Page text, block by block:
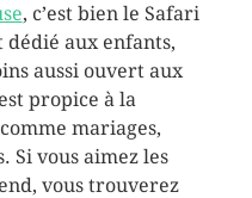
, c’est bien le Safari
aux enfants,
aussi ouvert aux
propice à la
mariages,
Si vous aimez les
vous trouverez